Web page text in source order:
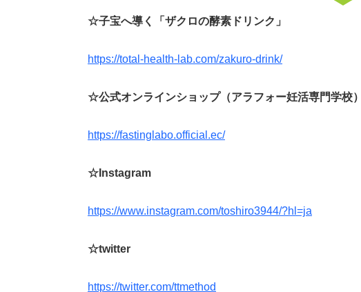
☆子宝へ導く「ザクロの酵素ドリンク」
https://total-health-lab.com/zakuro-drink/
☆公式オンラインショップ（アラフォー妊活専門学校）
https://fastinglabo.official.ec/
☆Instagram
https://www.instagram.com/toshiro3944/?hl=ja
☆twitter
https://twitter.com/ttmethod